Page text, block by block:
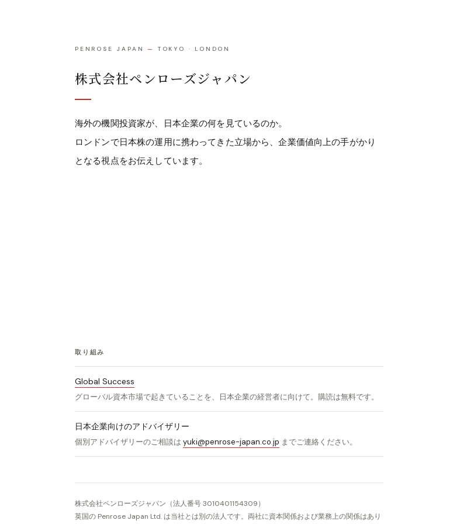
PENROSE JAPAN— TOKYO · LONDON
株式会社ペンローズジャパン
海外の機関投資家が、日本企業の何を見ているのか。
ロンドンで日本株の運用に携わってきた立場から、企業価値向上の手がかり
となる視点をお伝えしています。
取り組み
Global Success
グローバル資本市場で起きていることを、日本企業の経営者に向けて。購読は無料です。
日本企業向けのアドバイザリー
個別アドバイザリーのご相談は yuki@penrose-japan.co.jp までご連絡ください。
株式会社ペンローズジャパン（法人番号 3010401154309）
英国の Penrose Japan Ltd. は当社とは別の法人です。両社に資本関係および業務上の関係はあり